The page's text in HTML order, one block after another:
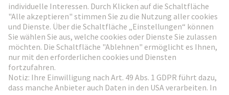
Weiter zur Anmeldung
Social Media